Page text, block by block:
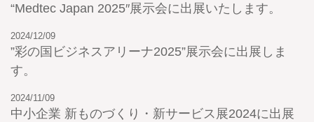
“Medtec Japan 2025″展示会に出展いたします。
2024/12/09
”彩の国ビジネスアリーナ2025”展示会に出展しま
す。
2024/11/09
中小企業 新ものづくり・新サービス展2024に出展